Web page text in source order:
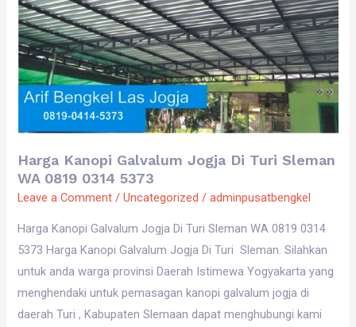
Harga Kanopi Galvalum Jogja Di Turi Sleman
WA 0819 0314 5373
Leave a Comment /Uncategorized /adminpusatbengkel
Harga Kanopi Galvalum Jogja Di Turi Sleman WA 0819 0314
5373 Harga Kanopi Galvalum Jogja Di Turi Sleman. Silahkan
untuk anda warga provinsi Daerah Istimewa Yogyakarta yang
menghendaki untuk pemasagan kanopi galvalum jogja di
daerah Turi , Kabupaten Slemaan dapat menghubungi kami
Di
Turi
Sleman
WA
0819